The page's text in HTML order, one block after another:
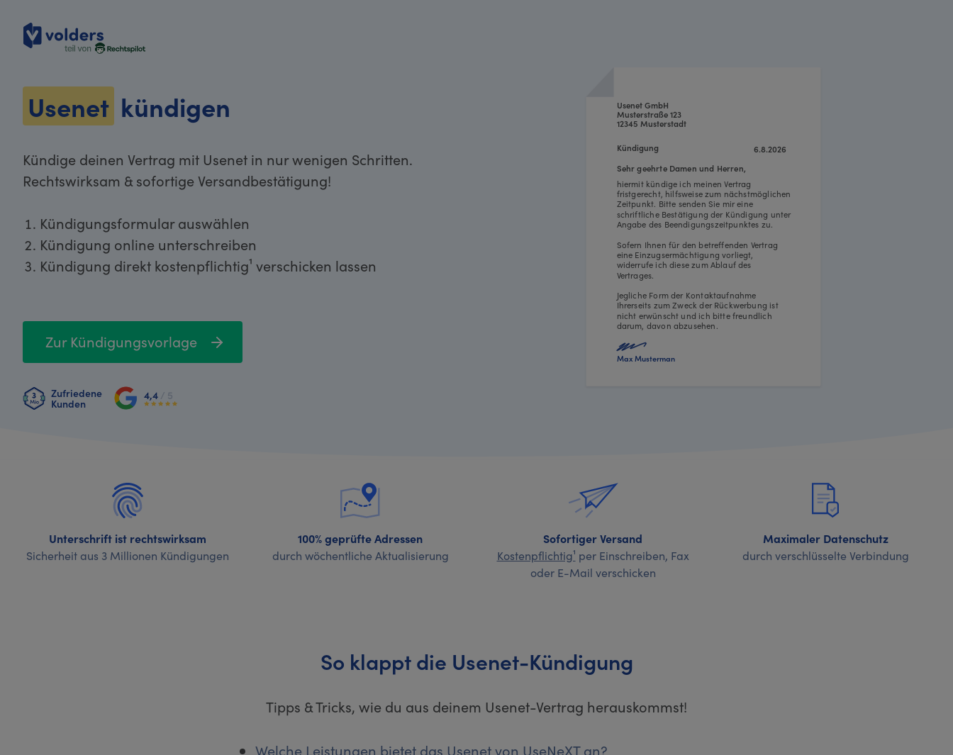
Usenet kündigen
Kündige deinen Vertrag mit Usenet in nur wenigen Schritten.
Rechtswirksam & sofortige Versandbestätigung!
Kündigungsformular auswählen
Kündigung online unterschreiben
Kündigung direkt kostenpflichtig¹ verschicken lassen
Zur Kündigungsvorlage
Zufriedene
Kunden
4,4 / 5
6.8.2026
Usenet GmbH
Musterstraße 123
12345 Musterstadt
hiermit kündige ich meinen Vertrag
fristgerecht, hilfsweise zum nächstmöglichen
Zeitpunkt. Bitte senden Sie mir eine
schriftliche Bestätigung der Kündigung unter
Angabe des Beendigungszeitpunktes zu.
Sofern Ihnen für den betreffenden Vertrag
eine Einzugsermächtigung vorliegt,
widerrufe ich diese zum Ablauf des
Vertrages.
Jegliche Form der Kontaktaufnahme
Ihrerseits zum Zweck der Rückwerbung ist
nicht erwünscht und ich bitte freundlich
darum, davon abzusehen.
Sehr geehrte Damen und Herren,
Kündigung
Max Musterman
Unterschrift ist rechtswirksam
Sicherheit aus 3 Millionen Kündigungen
100% geprüfte Adressen
durch wöchentliche Aktualisierung
Sofortiger Versand
Kostenpflichtig¹ per Einschreiben, Fax
oder E-Mail verschicken
Maximaler Datenschutz
durch verschlüsselte Verbindung
So klappt die Usenet-Kündigung
Tipps & Tricks, wie du aus deinem Usenet-Vertrag herauskommst!
Welche Leistungen bietet das Usenet von UseNeXT an?